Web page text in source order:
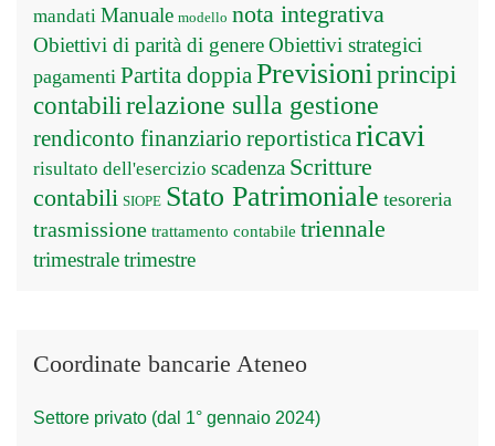
mandati Manuale modello nota integrativa
Obiettivi di parità di genereObiettivi strategici
pagamenti Partita doppiaPrevisioniprincipi
contabilirelazione sulla gestione
rendiconto finanziario reportisticaricavi
risultato dell'esercizio scadenza Scritture
contabili SIOPE Stato Patrimoniale tesoreria
trasmissione trattamento contabile triennale
trimestraletrimestre
Coordinate bancarie Ateneo
Settore privato (dal 1° gennaio 2024)